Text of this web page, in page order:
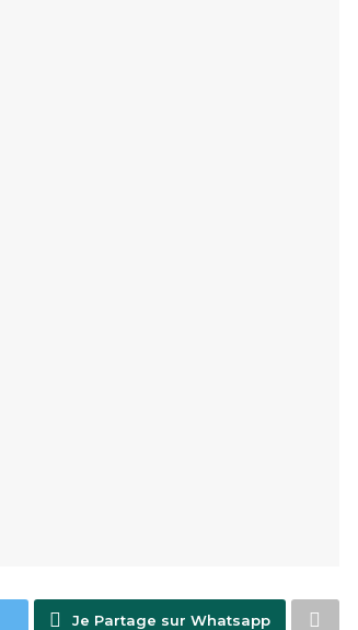
Je Partage sur Whatsapp